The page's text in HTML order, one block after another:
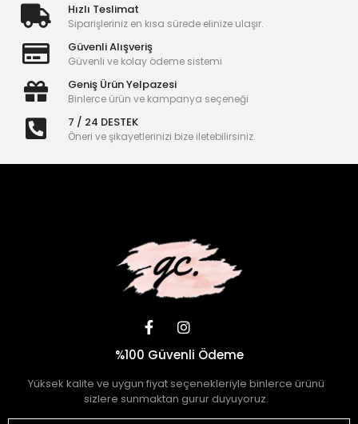
Hızlı Teslimat
Siparişleriniz en kısa sürede elinize ulaşır.
Güvenli Alışveriş
Güvenli ve kolay ödeme sistemi
Geniş Ürün Yelpazesi
Binlerce ürün ve kampanya seçeneği
7 / 24 DESTEK
Öneri ve şikayetlerinizi bize iletebilirsiniz.
%100 Güvenli Ödeme
Yüksek kalite ve uygun fiyat seçenekleriyle binlerce ürünü
sizlere sunmaktan gurur duyuyoruz.